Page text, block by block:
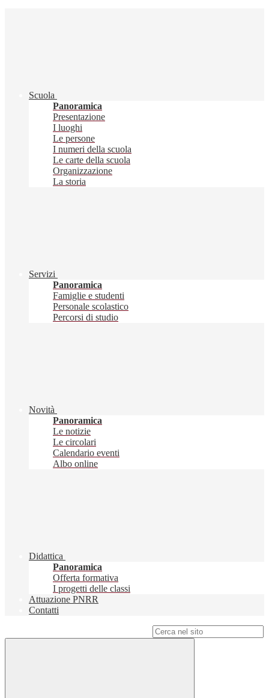
Scuola
Panoramica
Presentazione
I luoghi
Le persone
I numeri della scuola
Le carte della scuola
Organizzazione
La storia
Servizi
Panoramica
Famiglie e studenti
Personale scolastico
Percorsi di studio
Novità
Panoramica
Le notizie
Le circolari
Calendario eventi
Albo online
Didattica
Panoramica
Offerta formativa
I progetti delle classi
Attuazione PNRR
Contatti